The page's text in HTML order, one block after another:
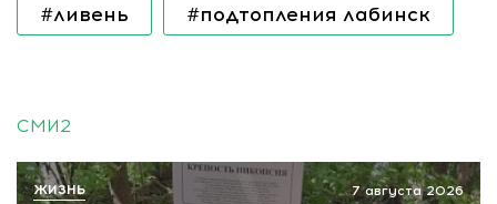
#ливень #подтопления лабинск
СМИ2
7 августа 2026
ЖИЗНЬ